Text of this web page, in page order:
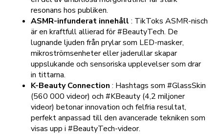
resonans hos publiken.
ASMR-infunderat innehåll : TikToks ASMR-nisch
är en kraftfull allierad för #BeautyTech. De
lugnande ljuden från prylar som LED-masker,
mikroströmsenheter eller jaderullar skapar
uppslukande och sensoriska upplevelser som drar
in tittarna.
K-Beauty Connection : Hashtags som #GlassSkin
(560 000 videor) och #KBeauty (4,2 miljoner
videor) betonar innovation och felfria resultat,
perfekt anpassad till den avancerade tekniken som
visas upp i #BeautyTech-videor.